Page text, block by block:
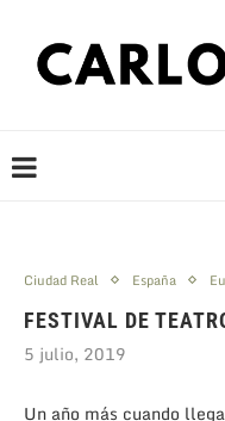
Ciudad Real España
FESTIVAL DE
5 julio, 2019
Un año más cuando